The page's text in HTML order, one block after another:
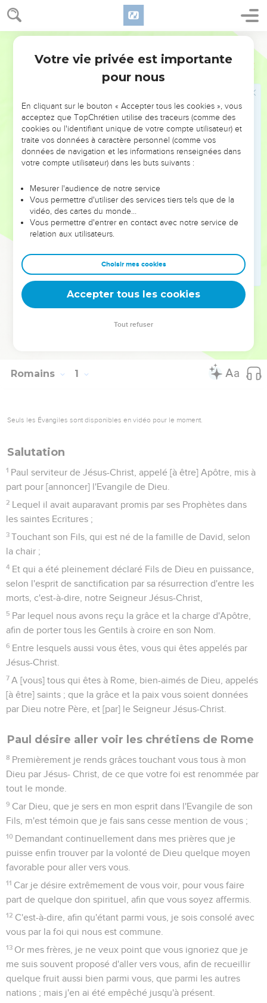
Romains Introduction
peuvent être déclarés justes par la foi (3.21-31). Ainsi le fut
*Abraham (ch. 4). Les hommes condamnés en Adam ne
peuvent être déclarés justes qu’en Christ (ch. 5). Dans les
chapitres 6 et 7, Paul répond aux objections des adversaires
de l’Evangile. Il clarifie, en particulier, le rôle de la *Loi : «
sainte » et « bonne », elle a donné à l’homme la
la Loi, qui lui fait faire le mal (7.13-25). Quant à l’Esprit (ch. 8),
il fait de nous des fils de Dieu et vient à notre secours.
Les chapitres 9 à 11 sont consacrés au sort d’*Israël dans le
plan du salut divin : la majorité des Juifs ont rejeté
peuple (ch. 11) et il fait cette mystérieuse promesse : « Tout
Israël sera *sauvé » (v.26).
Les chapitres 12 à 15 forment un tout. L’*apôtre termine sa
les relations dans l’Eglise (12.1-16 ; 13.8 à 15.7) et hors de
l’Eglise (12.17 à 13.7) : elles doivent porter la marque de
l’amour.
permission. All rights reserved worldwide.
Romains 1
Seuls les Évangiles sont disponibles en vidéo pour le moment.
Salutation
1 Paul serviteur de Jésus-Christ, appelé [à être] Apôtre, mis à
part pour [annoncer] l'Evangile de Dieu.
2 Lequel il avait auparavant promis par ses Prophètes dans
les saintes Ecritures ;
3 Touchant son Fils, qui est né de la famille de David, selon
la chair ;
4 Et qui a été pleinement déclaré Fils de Dieu en puissance,
selon l'esprit de sanctification par sa résurrection d'entre les
morts, c'est-à-dire, notre Seigneur Jésus-Christ,
5 Par lequel nous avons reçu la grâce et la charge d'Apôtre,
afin de porter tous les Gentils à croire en son Nom.
6 Entre lesquels aussi vous êtes, vous qui êtes appelés par
Jésus-Christ.
7 A [vous] tous qui êtes à Rome, bien-aimés de Dieu, appelés
[à être] saints ; que la grâce et la paix vous soient données
par Dieu notre Père, et [par] le Seigneur Jésus-Christ.
Paul désire aller voir les chrétiens de Rome
8 Premièrement je rends grâces touchant vous tous à mon
Dieu par Jésus- Christ, de ce que votre foi est renommée par
tout le monde.
9 Car Dieu, que je sers en mon esprit dans l'Evangile de son
Fils, m'est témoin que je fais sans cesse mention de vous ;
10 Demandant continuellement dans mes prières que je
puisse enfin trouver par la volonté de Dieu quelque moyen
favorable pour aller vers vous.
11 Car je désire extrêmement de vous voir, pour vous faire
part de quelque don spirituel, afin que vous soyez affermis.
12 C'est-à-dire, afin qu'étant parmi vous, je sois consolé avec
vous par la foi qui nous est commune.
13 Or mes frères, je ne veux point que vous ignoriez que je
me suis souvent proposé d'aller vers vous, afin de recueillir
quelque fruit aussi bien parmi vous, que parmi les autres
nations ; mais j'en ai été empêché jusqu'à présent.
Votre vie privée est importante
pour nous
En cliquant sur le bouton « Accepter tous les cookies », vous
acceptez que TopChrétien utilise des traceurs (comme des
cookies ou l'identifiant unique de votre compte utilisateur) et
traite vos données à caractère personnel (comme vos
données de navigation et les informations renseignées dans
votre compte utilisateur) dans les buts suivants :
Mesurer l'audience de notre service
Vous permettre d'utiliser des services tiers tels que de la
vidéo, des cartes du monde…
Vous permettre d'entrer en contact avec notre service de
relation aux utilisateurs.
Choisir mes cookies
Accepter tous les cookies
Tout refuser